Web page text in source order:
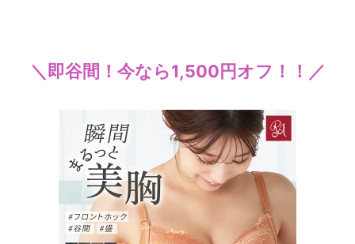
＼即谷間！今なら1,500円オフ！！／